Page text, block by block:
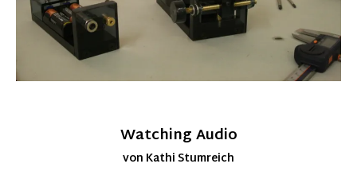
Watching Audio
von Kathi Stumreich